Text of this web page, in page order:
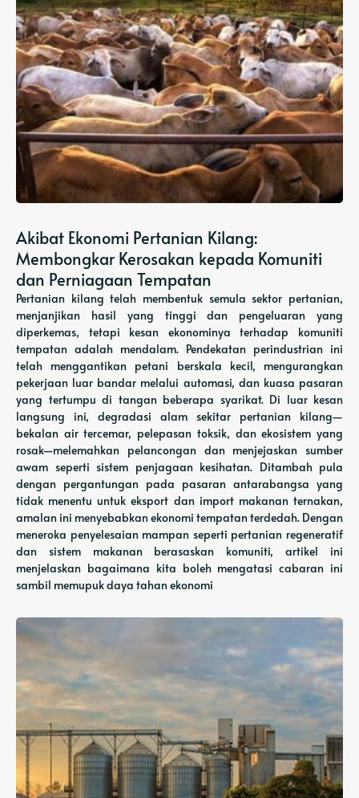
Akibat Ekonomi Pertanian Kilang:
Membongkar Kerosakan kepada Komuniti
dan Perniagaan Tempatan
Pertanian kilang telah membentuk semula sektor pertanian,
menjanjikan hasil yang tinggi dan pengeluaran yang
diperkemas, tetapi kesan ekonominya terhadap komuniti
tempatan adalah mendalam. Pendekatan perindustrian ini
telah menggantikan petani berskala kecil, mengurangkan
pekerjaan luar bandar melalui automasi, dan kuasa pasaran
yang tertumpu di tangan beberapa syarikat. Di luar kesan
langsung ini, degradasi alam sekitar pertanian kilang—
bekalan air tercemar, pelepasan toksik, dan ekosistem yang
rosak—melemahkan pelancongan dan menjejaskan sumber
awam seperti sistem penjagaan kesihatan. Ditambah pula
dengan pergantungan pada pasaran antarabangsa yang
tidak menentu untuk eksport dan import makanan ternakan,
amalan ini menyebabkan ekonomi tempatan terdedah. Dengan
meneroka penyelesaian mampan seperti pertanian regeneratif
dan sistem makanan berasaskan komuniti, artikel ini
menjelaskan bagaimana kita boleh mengatasi cabaran ini
sambil memupuk daya tahan ekonomi